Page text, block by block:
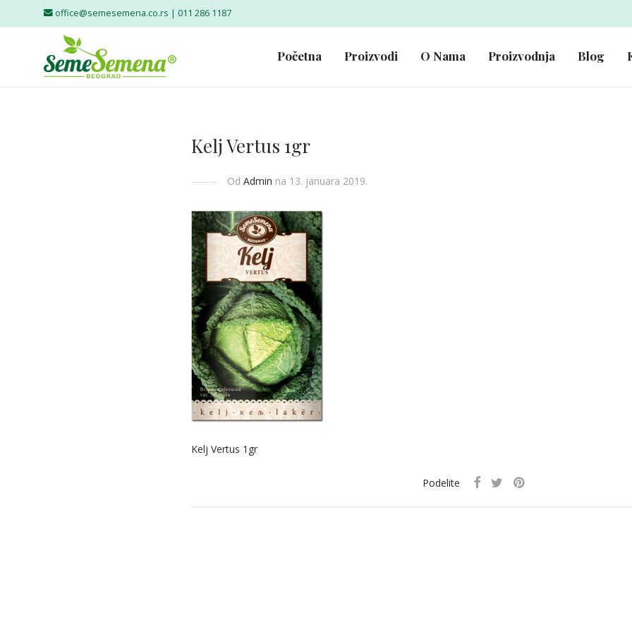
office@semesemena.co.rs | 011 286 1187
Početna Proizvodi O Nama Proizvodnja Blog
Kelj Vertus 1gr
Od Admin na 13. januara 2019.
Kelj Vertus 1gr
Podelite